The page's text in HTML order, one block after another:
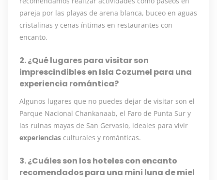
pareja por las playas de arena blanca, buceo en aguas
cristalinas y cenas íntimas en restaurantes con
encanto.
2. ¿Qué lugares para visitar son
imprescindibles en Isla Cozumel para una
experiencia romántica?
Algunos lugares que no puedes dejar de visitar son el
Parque Nacional Chankanaab, el Faro de Punta Sur y
las ruinas mayas de San Gervasio, ideales para vivir
experiencias culturales y románticas.
3. ¿Cuáles son los hoteles con encanto
recomendados para una mini luna de miel